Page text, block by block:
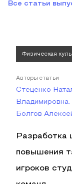
Все статьи
Физическая
Авторы статьи
Стеценко
Болгов
Разработка
повышения
игроков